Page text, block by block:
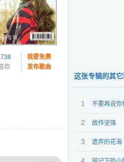
欢
我要免费
发布歌曲
这张专辑的其
1 不要再说你
我
2
故作坚强
3
遗弃的花海